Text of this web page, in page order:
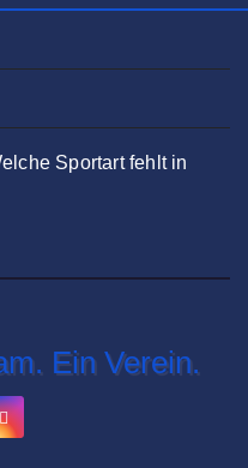
Sportart fehlt in